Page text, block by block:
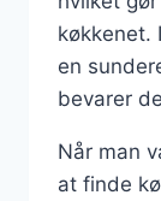
køkkenet.
en
bevarer
Når man
at finde